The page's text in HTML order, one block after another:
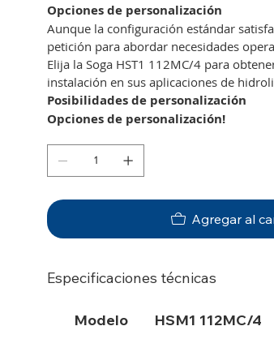
Opciones de personalización
Aunque la configuración estándar
petición para abordar necesidades
Elija la Soga HST1 112MC/4 para
instalación en sus aplicaciones de
Posibilidades de personalización
Opciones de personalización!
Agregar al
Especificaciones técnicas
Modelo
HSM1 112MC/4